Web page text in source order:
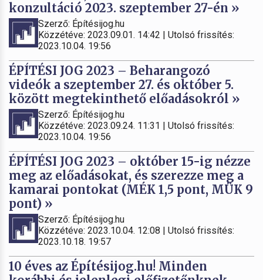
konzultáció 2023. szeptember 27-én »
Szerző: Építésijog.hu
Közzétéve: 2023.09.01. 14:42 | Utolsó frissítés:
2023.10.04. 19:56
ÉPÍTÉSI JOG 2023 – Beharangozó
videók a szeptember 27. és október 5.
között megtekinthető előadásokról »
Szerző: Építésijog.hu
Közzétéve: 2023.09.24. 11:31 | Utolsó frissítés:
2023.10.04. 19:56
ÉPÍTÉSI JOG 2023 – október 15-ig nézze
meg az előadásokat, és szerezze meg a
kamarai pontokat (MÉK 1,5 pont, MÜK 9
pont) »
Szerző: Építésijog.hu
Közzétéve: 2023.10.04. 12:08 | Utolsó frissítés:
2023.10.18. 19:57
10 éves az Építésijog.hu! Minden